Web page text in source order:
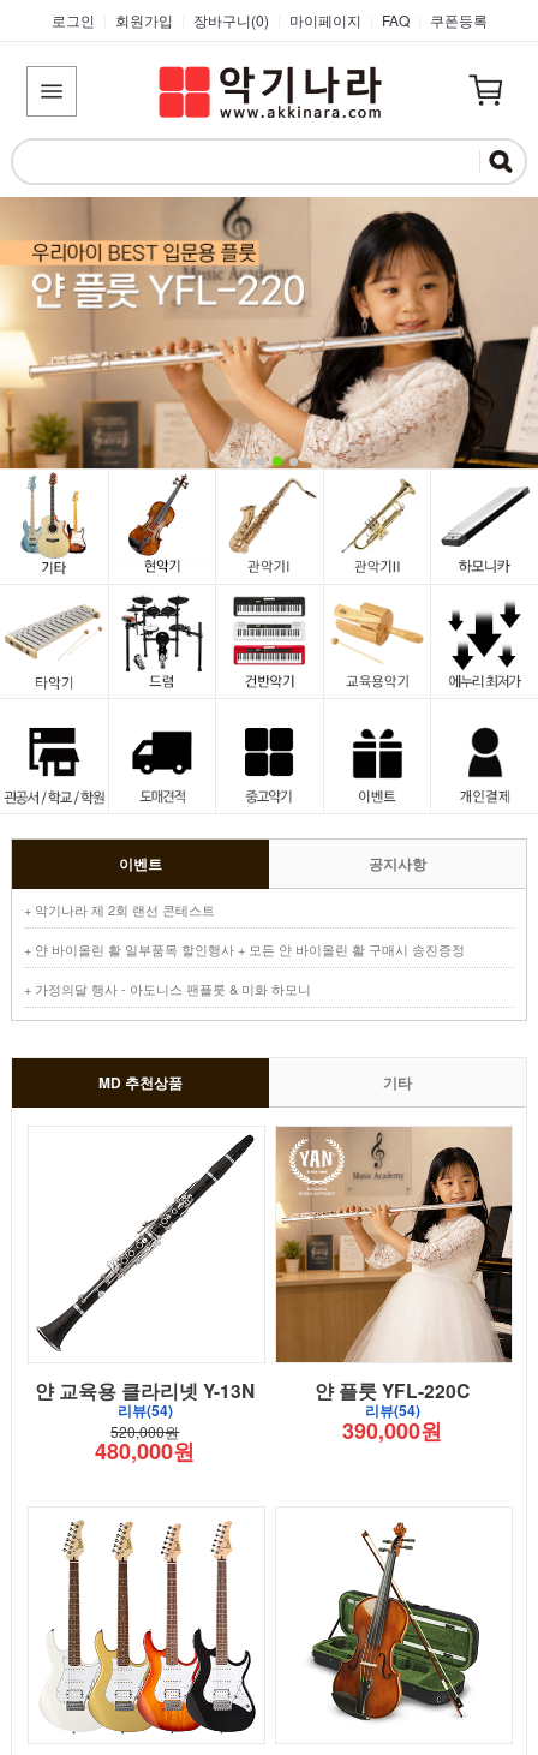
로그인 회원가입 장바구니(0) 마이페이지 FAQ 쿠폰등록
이벤트 공지사항
+ 악기나라 제 2회 랜선 콘테스트
+ 얀 바이올린 활 일부품목 할인행사 + 모든 얀 바이올린 활 구매시 송진증정
+ 가정의달 행사 - 아도니스 팬플룻 & 미화 하모니
MD 추천상품 기타
얀 교육용 클라리넷 Y-13N
리뷰(54)
520,000원
480,000원
얀 플룻 YFL-220C
리뷰(54)
390,000원